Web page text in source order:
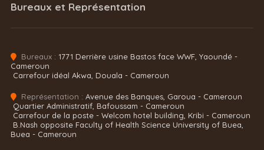
Bureaux et Représentation
Bureaux : 1771 Derrière usine Bastos face WWF, Yaoundé -
Cameroun
Carrefour idéal Akwa, Douala - Cameroun
Représentation : Avenue des Banques, Garoua - Cameroun
Quartier Administratif, Bafoussam - Cameroun
Carrefour de la poste - Welcom hotel building, Kribi - Cameroun
B.Nash opposite Faculty of Health Science University of Buea,
Buea - Cameroun